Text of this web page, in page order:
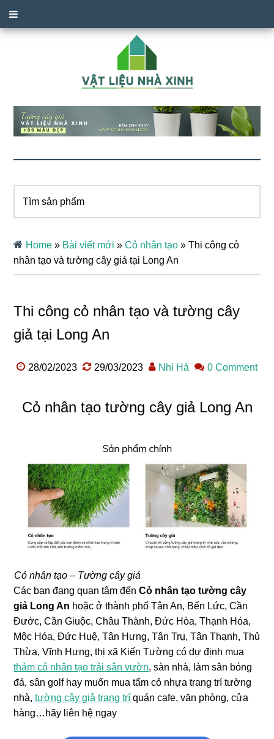
sản
Home » Bài viết mới »Cỏ nhân tạo »Thi công cỏ
nhân tạo và tường cây giả tại Long An
Thi công cỏ nhân tạo và tường cây
giả tại Long An
28/02/2023 29/03/2023 Nhi Hà 0 Comment
Cỏ nhân tạo tường cây giả Long An
Cỏ nhân tạo – Tường cây giả
Các bạn đang quan tâm đếnCỏ nhân tạo tường cây
giả Long An hoặc ở thành phố Tân An, Bến Lức, Cần
Đước, Cần Giuộc, Châu Thành, Đức Hòa, Thạnh Hóa,
Mộc Hóa, Đức Huệ, Tân Hưng, Tân Trụ, Tân Thạnh, Thủ
Thừa, Vĩnh Hưng, thị xã Kiến Tường có dự định mua
thảm cỏ nhân tạo trải sân vườn, sàn nhà, làm sân bóng
đá, sân golf hay muốn mua tấm cỏ nhựa trang trí tường
nhà,tường cây giả trang trí quán cafe, văn phòng, cửa
hàng…hãy liên hệ ngay